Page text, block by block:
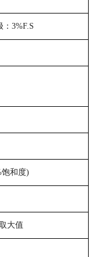
3%F.S
饱和度)
大值